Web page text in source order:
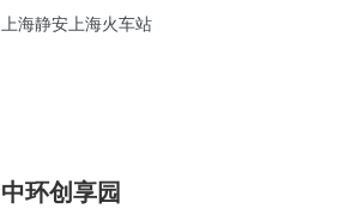
上海静安上海火车站
中环创享园